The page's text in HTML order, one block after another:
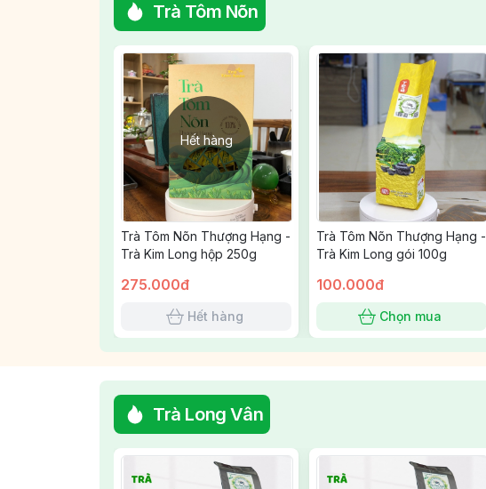
Trà Tôm Nõn
Hết hàng
Trà Tôm Nõn Thượng Hạng -
Trà Kim Long hộp 250g
275.000đ
Hết hàng
Trà Tôm Nõn Thượng Hạng -
Trà Kim Long gói 100g
100.000đ
Chọn mua
Trà Long Vân